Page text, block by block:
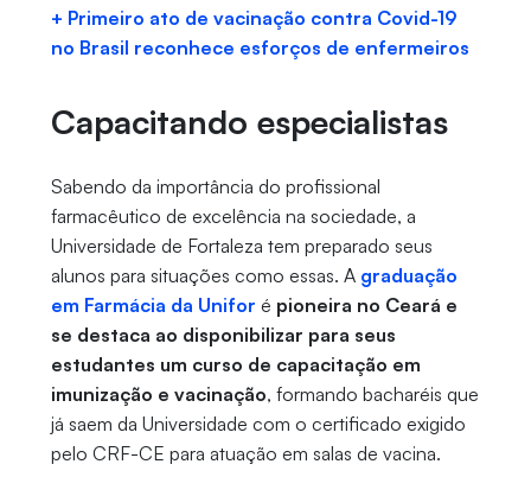
+ Primeiro ato de vacinação contra Covid-19
no Brasil reconhece esforços de enfermeiros
Capacitando especialistas
Sabendo da importância do profissional
farmacêutico de excelência na sociedade, a
Universidade de Fortaleza tem preparado seus
alunos para situações como essas. A graduação
em Farmácia da Unifor é pioneira no Ceará e
se destaca ao disponibilizar para seus
estudantes um curso de capacitação em
imunização e vacinação, formando bacharéis que
já saem da Universidade com o certificado exigido
pelo CRF-CE para atuação em salas de vacina.